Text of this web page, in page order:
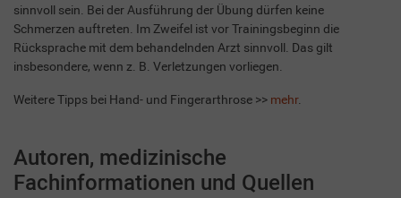
sinnvoll sein. Bei der Ausführung der Übung dürfen keine
Schmerzen auftreten. Im Zweifel ist vor Trainingsbeginn die
Rücksprache mit dem behandelnden Arzt sinnvoll. Das gilt
insbesondere, wenn z. B. Verletzungen vorliegen.
Weitere Tipps bei Hand- und Fingerarthrose >> mehr.
Autoren, medizinische
Fachinformationen und Quellen